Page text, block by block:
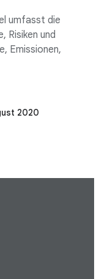
umfasst die
Risiken und
Emissionen,
2020